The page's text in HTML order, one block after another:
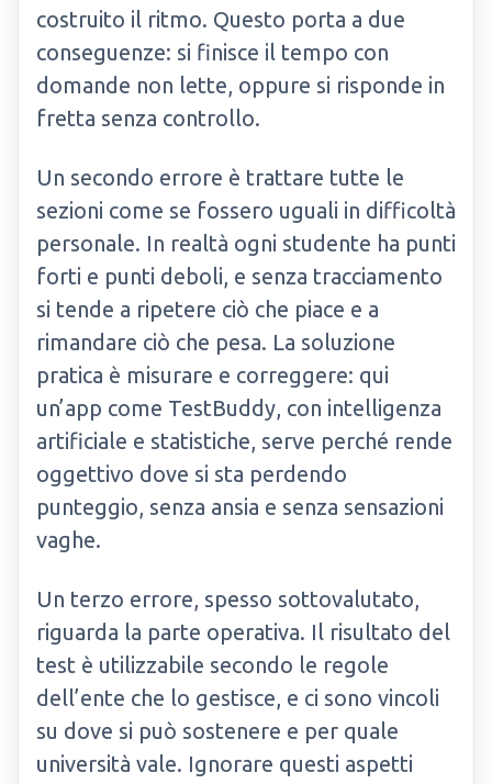
costruito il ritmo. Questo porta a due
conseguenze: si finisce il tempo con
domande non lette, oppure si risponde in
fretta senza controllo.
Un secondo errore è trattare tutte le
sezioni come se fossero uguali in difficoltà
personale. In realtà ogni studente ha punti
forti e punti deboli, e senza tracciamento
si tende a ripetere ciò che piace e a
rimandare ciò che pesa. La soluzione
pratica è misurare e correggere: qui
un’app come TestBuddy, con intelligenza
artificiale e statistiche, serve perché rende
oggettivo dove si sta perdendo
punteggio, senza ansia e senza sensazioni
vaghe.
Un terzo errore, spesso sottovalutato,
riguarda la parte operativa. Il risultato del
test è utilizzabile secondo le regole
dell’ente che lo gestisce, e ci sono vincoli
su dove si può sostenere e per quale
università vale. Ignorare questi aspetti